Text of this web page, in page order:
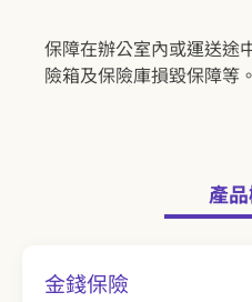
保障在辦公室內或運送途
險箱及保險庫損毀保障等。
產
金錢保險